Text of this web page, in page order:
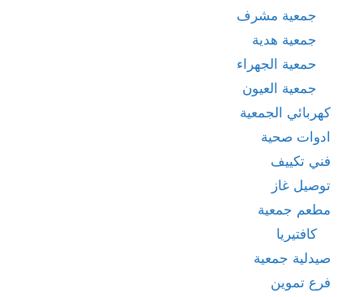
جمعية مشرف
جمعية هدية
حمعية الجهراء
جمعية العيون
كهربائي الجمعية
ادوات صحية
فني تكييف
توصيل غاز
مطعم جمعية
كافتيريا
صيدلية جمعية
فرع تموين